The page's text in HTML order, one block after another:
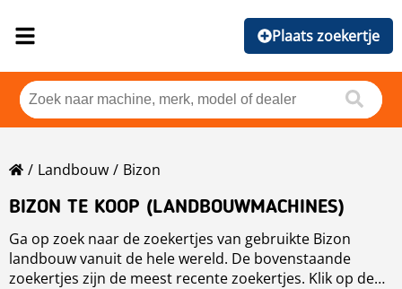
Plaats zoekertje
Landbouw
Bizon
BIZON TE KOOP (LANDBOUWMACHINES)
Ga op zoek naar de zoekertjes van gebruikte Bizon
landbouw vanuit de hele wereld. De bovenstaande
zoekertjes zijn de meest recente zoekertjes. Klik op de